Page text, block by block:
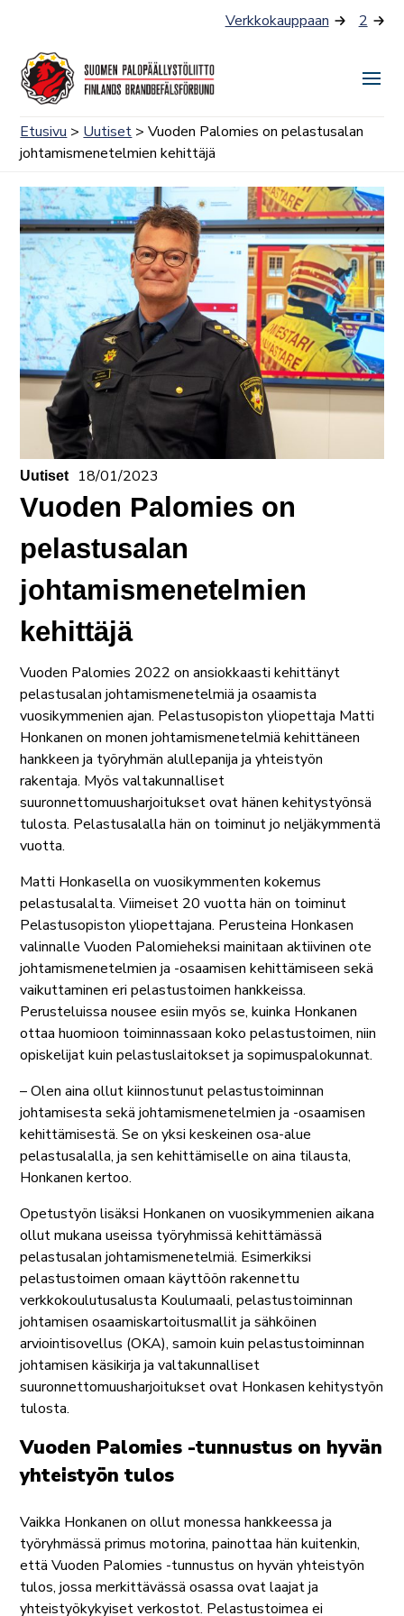
Verkkokauppaan 2
Etusivu > Uutiset > Vuoden Palomies on pelastusalan
johtamismenetelmien kehittäjä
Uutiset 18/01/2023
Vuoden Palomies on
pelastusalan
johtamismenetelmien
kehittäjä
Vuoden Palomies 2022 on ansiokkaasti kehittänyt
pelastusalan johtamismenetelmiä ja osaamista
vuosikymmenien ajan. Pelastusopiston yliopettaja Matti
Honkanen on monen johtamismenetelmiä kehittäneen
hankkeen ja työryhmän alullepanija ja yhteistyön
rakentaja. Myös valtakunnalliset
suuronnettomuusharjoitukset ovat hänen kehitystyönsä
tulosta. Pelastusalalla hän on toiminut jo neljäkymmentä
vuotta.
Matti Honkasella on vuosikymmenten kokemus
pelastusalalta. Viimeiset 20 vuotta hän on toiminut
Pelastusopiston yliopettajana. Perusteina Honkasen
valinnalle Vuoden Palomieheksi mainitaan aktiivinen ote
johtamismenetelmien ja -osaamisen kehittämiseen sekä
vaikuttaminen eri pelastustoimen hankkeissa.
Perusteluissa nousee esiin myös se, kuinka Honkanen
ottaa huomioon toiminnassaan koko pelastustoimen, niin
opiskelijat kuin pelastuslaitokset ja sopimuspalokunnat.
– Olen aina ollut kiinnostunut pelastustoiminnan
johtamisesta sekä johtamismenetelmien ja -osaamisen
kehittämisestä. Se on yksi keskeinen osa-alue
pelastusalalla, ja sen kehittämiselle on aina tilausta,
Honkanen kertoo.
Opetustyön lisäksi Honkanen on vuosikymmenien aikana
ollut mukana useissa työryhmissä kehittämässä
pelastusalan johtamismenetelmiä. Esimerkiksi
pelastustoimen omaan käyttöön rakennettu
verkkokoulutusalusta Koulumaali, pelastustoiminnan
johtamisen osaamiskartoitusmallit ja sähköinen
arviointisovellus (OKA), samoin kuin pelastustoiminnan
johtamisen käsikirja ja valtakunnalliset
suuronnettomuusharjoitukset ovat Honkasen kehitystyön
tulosta.
Vuoden Palomies -tunnustus on hyvän
yhteistyön tulos
Vaikka Honkanen on ollut monessa hankkeessa ja
työryhmässä primus motorina, painottaa hän kuitenkin,
että Vuoden Palomies -tunnustus on hyvän yhteistyön
tulos, jossa merkittävässä osassa ovat laajat ja
yhteistyökykyiset verkostot. Pelastustoimea ei